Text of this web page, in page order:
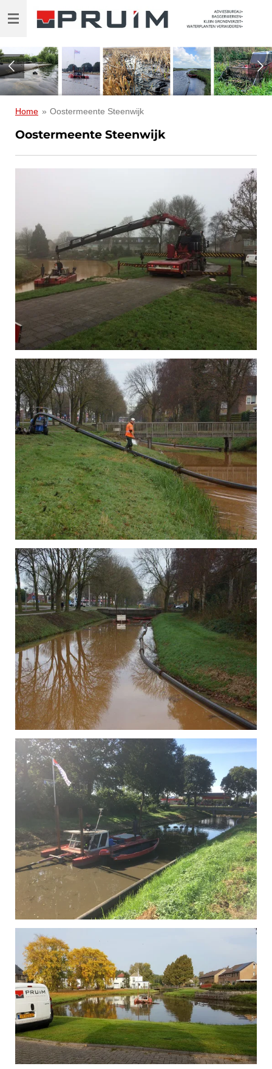
Ga
direct
de
hoofdinhoud
Home » Oostermeente Steenwijk
Oostermeente Steenwijk